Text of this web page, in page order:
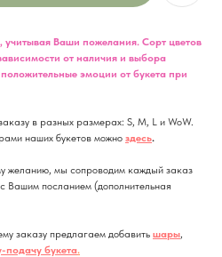
Ваши пожелания. Сорт цветов
от наличия и выбора
эмоции от букета при
в разных размерах: S, M, L и WoW.
наших букетов можно здесь.
желанию, мы сопроводим каждый заказ
Вашим посланием (дополнительная
заказу предлагаем добавить шары,
подачу букета.